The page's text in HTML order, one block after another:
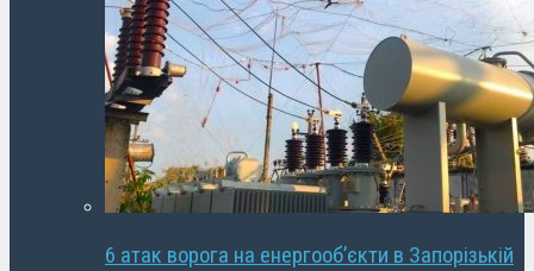
6 атак ворога на енергооб’єкти в Запорізькій